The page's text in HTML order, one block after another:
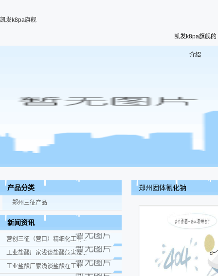
凯发k8pa旗舰
凯发k8pa旗舰的
介绍
产品分类
郑州三征产品
新闻资讯
营创三征（营口）精细化工有...
工业盐酸厂家浅谈盐酸危害及...
工业盐酸厂家浅谈盐酸在工业...
郑州固体氰化钠